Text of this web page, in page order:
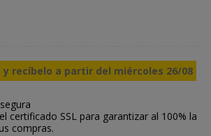
y recíbelo a partir del miércoles 26/08
certificado SSL para garantizar al 100% la
compras.